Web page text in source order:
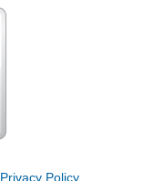
Privacy Policy